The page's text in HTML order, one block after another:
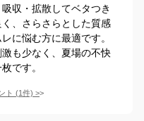
収・拡散してベタつき
、さらさらとした質感
に悩む方に最適です。
も少なく、夏場の不快
です。
ト (1件) >